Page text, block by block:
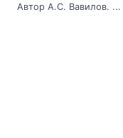
Автор А.С. Вавилов. ...